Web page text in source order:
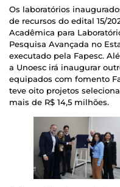
Os laboratórios
de recursos do edital 15/
Acadêmica para
Pesquisa Avançada no
executado pela Fapesc.
a Unoesc irá inaugurar
equipados com fomento
teve oito projetos
mais de R$ 14,5 milhões.